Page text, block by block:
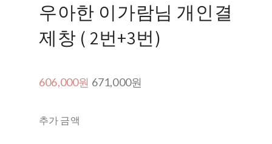
우아한 이가람님 개인결
제창 ( 2번+3번)
606,000원 671,000원
추가 금액